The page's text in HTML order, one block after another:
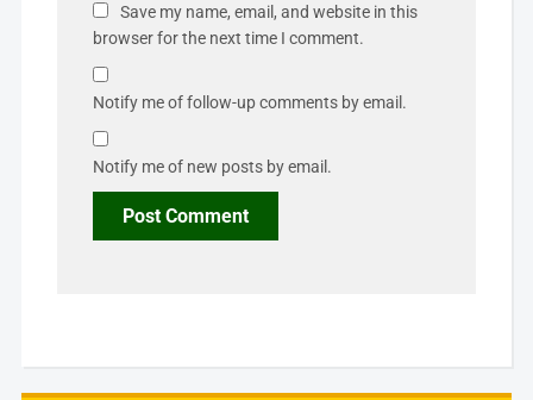
Save my name, email, and website in this
browser for the next time I comment.
Notify me of follow-up comments by email.
Notify me of new posts by email.